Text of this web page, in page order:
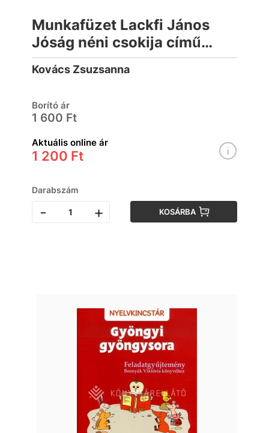
Munkafüzet Lackfi János
Jóság néni csokija című
könyvéhez
Kovács Zsuzsanna
Borító ár
1 600 Ft
Aktuális online ár
1 200 Ft
Darabszám
- + KOSÁRBA